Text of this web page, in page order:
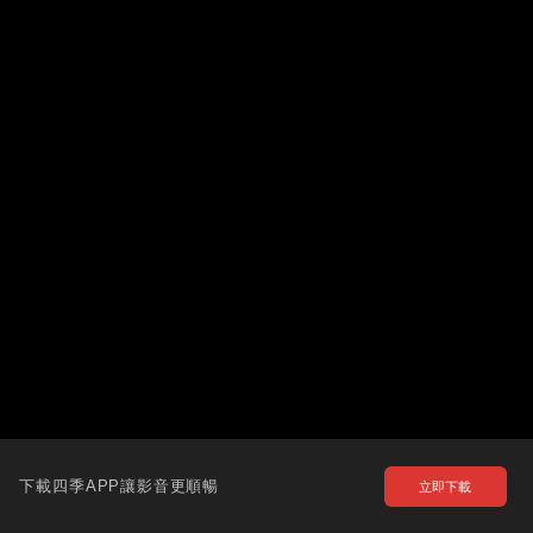
下載四季APP讓影音更順暢 立即下載